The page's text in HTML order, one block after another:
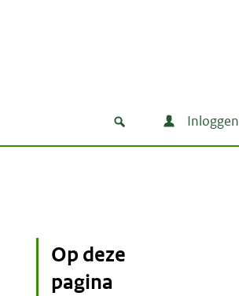
Inloggen
Op deze
pagina